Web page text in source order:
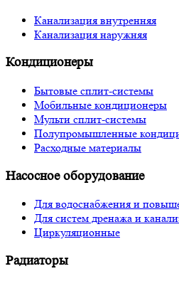
Канализация внутренняя
Канализация наружняя
Кондиционеры
Бытовые сплит-системы
Мобильные кондиционеры
Мульти сплит-системы
Полупромышленные
Расходные материалы
Насосное оборудование
Для водоснабжения и
Для систем дренажа и
Циркуляционные
Радиаторы